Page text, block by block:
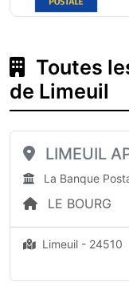
Toutes
de Limeuil
LIMEUIL
La Banque
LE BOURG
Limeuil - 24510